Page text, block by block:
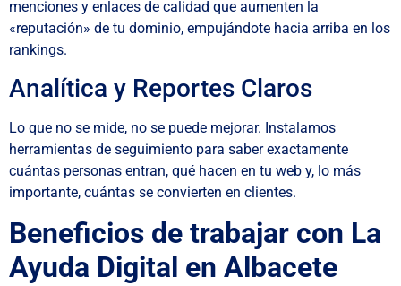
menciones y enlaces de calidad que aumenten la
«reputación» de tu dominio, empujándote hacia arriba en los
rankings.
Analítica y Reportes Claros
Lo que no se mide, no se puede mejorar. Instalamos
herramientas de seguimiento para saber exactamente
cuántas personas entran, qué hacen en tu web y, lo más
importante, cuántas se convierten en clientes.
Beneficios de trabajar con La
Ayuda Digital en Albacete